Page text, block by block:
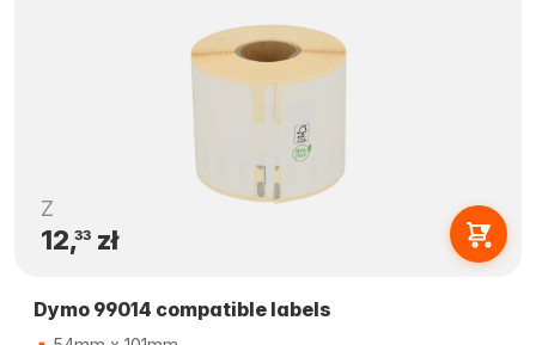
Z
12,33zł
Dymo 99014 compatible labels